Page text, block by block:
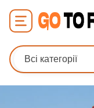
Всі категорії